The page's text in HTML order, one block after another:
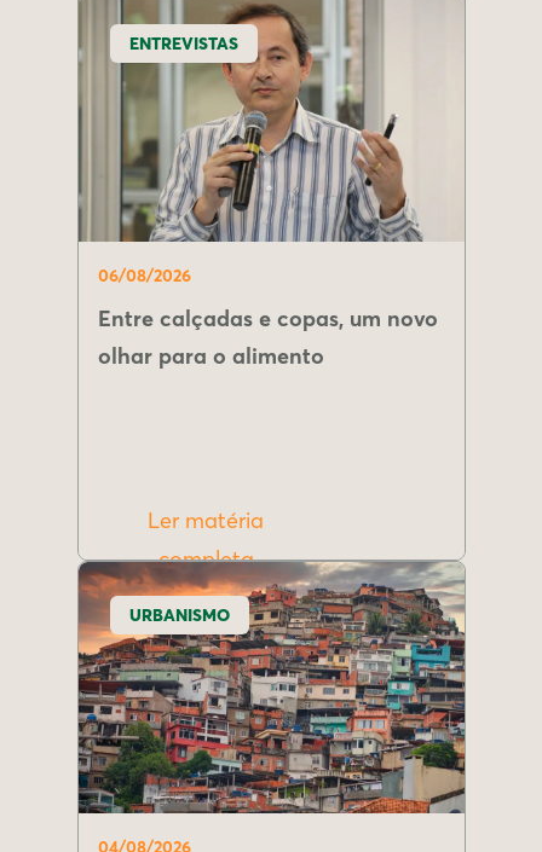
ENTREVISTAS
06/08/2026
Entre calçadas e copas, um novo
olhar para o alimento
Ler matéria
completa
URBANISMO
04/08/2026